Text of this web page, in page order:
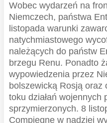
Wobec wydarzeń na
Niemczech, państwa
listopada warunki
natychmiastowego
należących do państw
brzegu Renu. Ponadto
wypowiedzenia przez
bolszewicką Rosją oraz
toku działań
sprzymierzonych. 8
Compiegne w nadziei